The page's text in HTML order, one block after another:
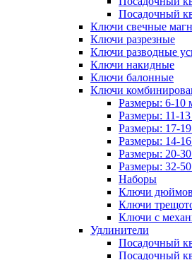
Посадочный
Ключи свечные
Ключи разрезные
Ключи разводные
Ключи накидные
Ключи балонные
Ключи
Размеры: 6-10
Размеры: 11-
Размеры: 17-
Размеры: 14-
Размеры: 20-
Размеры: 32-
Наборы
Ключи
Ключи
Ключи с
Удлинители
Посадочный
Посадочный